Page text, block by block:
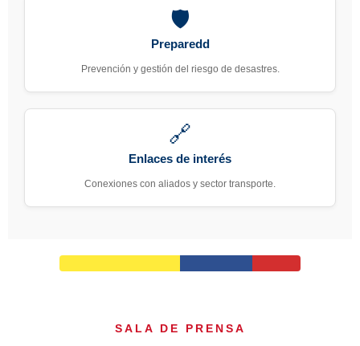
🛡️
Preparedd
Prevención y gestión del riesgo de desastres.
🔗
Enlaces de interés
Conexiones con aliados y sector transporte.
SALA DE PRENSA